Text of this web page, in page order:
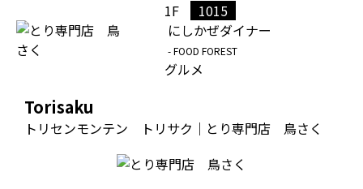
1F
1015
にしかぜダイナー
- FOOD FOREST
グルメ
Torisaku
トリセンモンテン トリサク｜とり専門店 鳥さく